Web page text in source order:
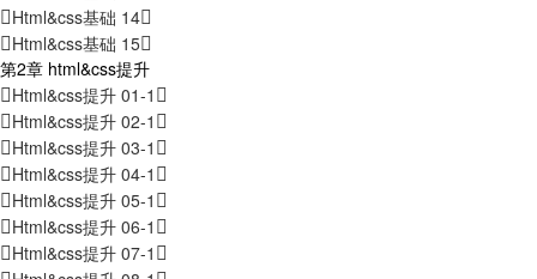
Html&css基础 14
Html&css基础 15
第2章 html&css提升
Html&css提升 01-1
Html&css提升 02-1
Html&css提升 03-1
Html&css提升 04-1
Html&css提升 05-1
Html&css提升 06-1
Html&css提升 07-1